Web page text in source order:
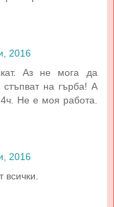
2016
Аз не мога да
на гърба! А
Не е моя работа.
2016